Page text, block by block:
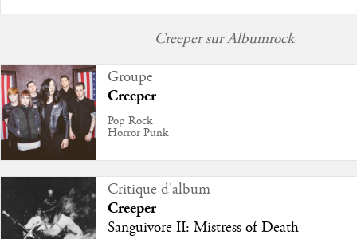
Creeper sur Albumrock
Groupe
Creeper
Pop Rock
Horror Punk
Critique d'album
Creeper
Sanguivore II: Mistress of Death